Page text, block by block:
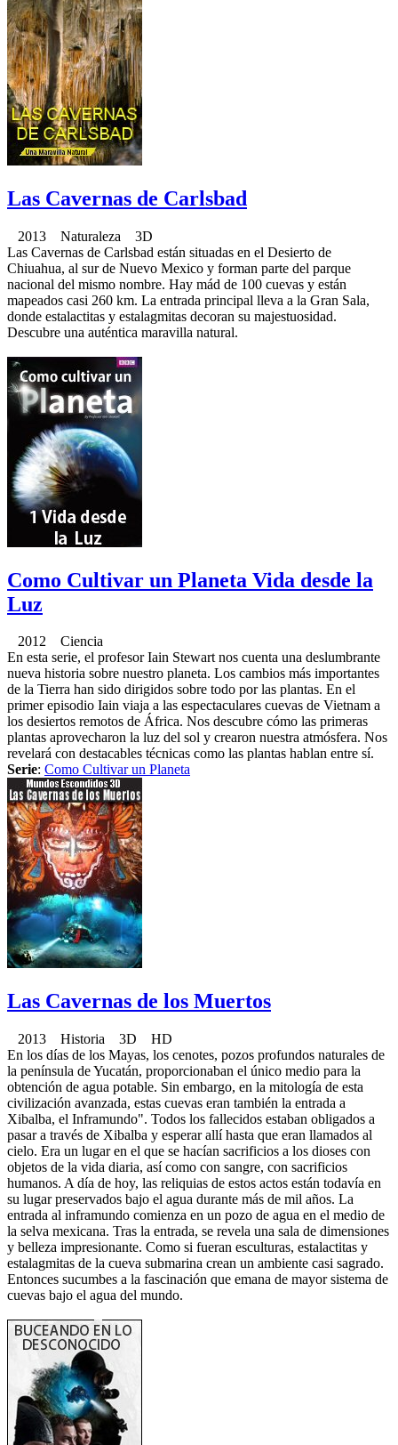
Las Cavernas de Carlsbad
2013 Naturaleza 3D
Las Cavernas de Carlsbad están situadas en el Desierto de
Chiuahua, al sur de Nuevo Mexico y forman parte del parque
nacional del mismo nombre. Hay mád de 100 cuevas y están
mapeados casi 260 km. La entrada principal lleva a la Gran Sala,
donde estalactitas y estalagmitas decoran su majestuosidad.
Descubre una auténtica maravilla natural.
Como Cultivar un Planeta Vida desde la
Luz
2012 Ciencia
En esta serie, el profesor Iain Stewart nos cuenta una deslumbrante
nueva historia sobre nuestro planeta. Los cambios más importantes
de la Tierra han sido dirigidos sobre todo por las plantas. En el
primer episodio Iain viaja a las espectaculares cuevas de Vietnam a
los desiertos remotos de África. Nos descubre cómo las primeras
plantas aprovecharon la luz del sol y crearon nuestra atmósfera. Nos
revelará con destacables técnicas como las plantas hablan entre sí.
Serie: Como Cultivar un Planeta
Las Cavernas de los Muertos
2013 Historia 3D HD
En los días de los Mayas, los cenotes, pozos profundos naturales de
la península de Yucatán, proporcionaban el único medio para la
obtención de agua potable. Sin embargo, en la mitología de esta
civilización avanzada, estas cuevas eran también la entrada a
Xibalba, el Inframundo". Todos los fallecidos estaban obligados a
pasar a través de Xibalba y esperar allí hasta que eran llamados al
cielo. Era un lugar en el que se hacían sacrificios a los dioses con
objetos de la vida diaria, así como con sangre, con sacrificios
humanos. A día de hoy, las reliquias de estos actos están todavía en
su lugar preservados bajo el agua durante más de mil años. La
entrada al inframundo comienza en un pozo de agua en el medio de
la selva mexicana. Tras la entrada, se revela una sala de dimensiones
y belleza impresionante. Como si fueran esculturas, estalactitas y
estalagmitas de la cueva submarina crean un ambiente casi sagrado.
Entonces sucumbes a la fascinación que emana de mayor sistema de
cuevas bajo el agua del mundo.